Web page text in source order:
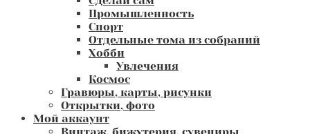
Промышленность
Спорт
Отдельные тома из собраний
Хобби
Увлечения
Космос
Гравюры, карты, рисунки
Открытки, фото
Мой аккаунт